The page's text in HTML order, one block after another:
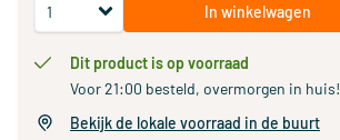
In winkelwagen
Dit product is op voorraad
Voor 21:00 besteld, overmorgen in huis!
Bekijk de lokale voorraad in de buurt